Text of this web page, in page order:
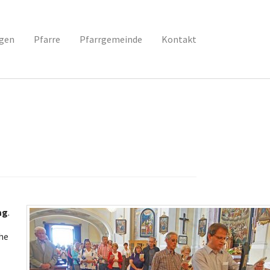
Pfarre Pfarrgemeinde Kontakt
.